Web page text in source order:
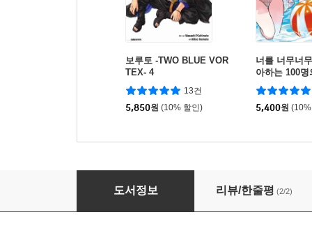
보루토 -TWO BLUE VOR
TEX- 4
13건
5,850원 (10% 할인)
너를 너무너
아하는 100
5,400원
코믹 전생했더니 슬라임이었던 건에 대하여 클
도서정보 리뷰/한줄평 (2/2)